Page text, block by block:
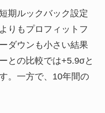
期ルックバック設定
りもプロフィットフ
ダウンも小さい結果
との比較では+5.9σと
。一方で、10年間の